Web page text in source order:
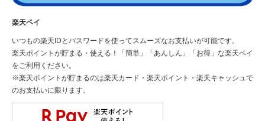
楽天ペイ
いつもの楽天IDとパスワードを使ってスムーズなお支払いが可能です。
楽天ポイントが貯まる・使える！「簡単」「あんしん」「お得」な楽天ペイ
をご利用ください。
※楽天ポイントが貯まるのは楽天カード・楽天ポイント・楽天キャッシュで
のお支払いに限ります。